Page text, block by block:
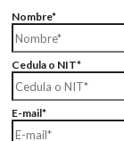
Nombre*
Cedula o NIT*
E-mail*